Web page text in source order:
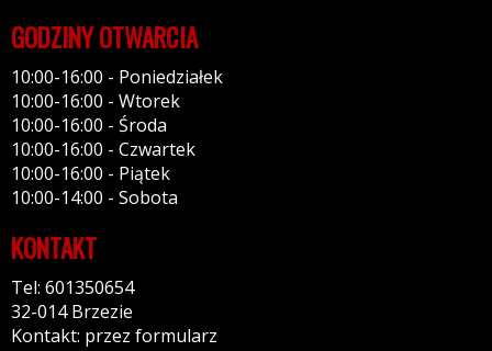
GODZINY OTWARCIA
10:00-16:00 - Poniedziałek
10:00-16:00 - Wtorek
10:00-16:00 - Środa
10:00-16:00 - Czwartek
10:00-16:00 - Piątek
10:00-14:00 - Sobota
KONTAKT
Tel: 601350654
32-014 Brzezie
Kontakt: przez formularz